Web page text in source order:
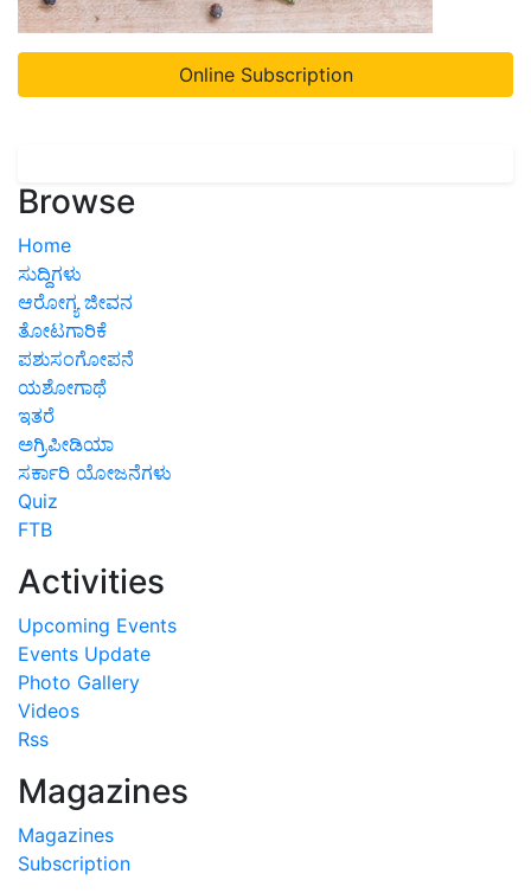
Online Subscription
Browse
Home
ಸುದ್ದಿಗಳು
ಆರೋಗ್ಯ ಜೀವನ
ತೋಟಗಾರಿಕೆ
ಪಶುಸಂಗೋಪನೆ
ಯಶೋಗಾಥೆ
ಇತರೆ
ಅಗ್ರಿಪೀಡಿಯಾ
ಸರ್ಕಾರಿ ಯೋಜನೆಗಳು
Quiz
FTB
Activities
Upcoming Events
Events Update
Photo Gallery
Videos
Rss
Magazines
Magazines
Subscription